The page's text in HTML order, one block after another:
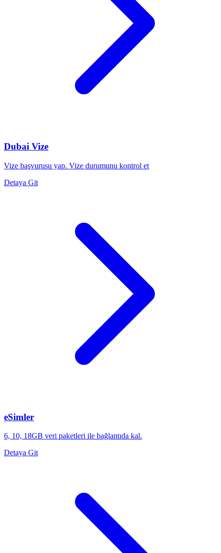
Dubai Vize
Vize başvurusu yap. Vize durumunu kontrol et
Detaya Git
eSimler
6, 10, 18GB veri paketleri ile bağlantıda kal.
Detaya Git